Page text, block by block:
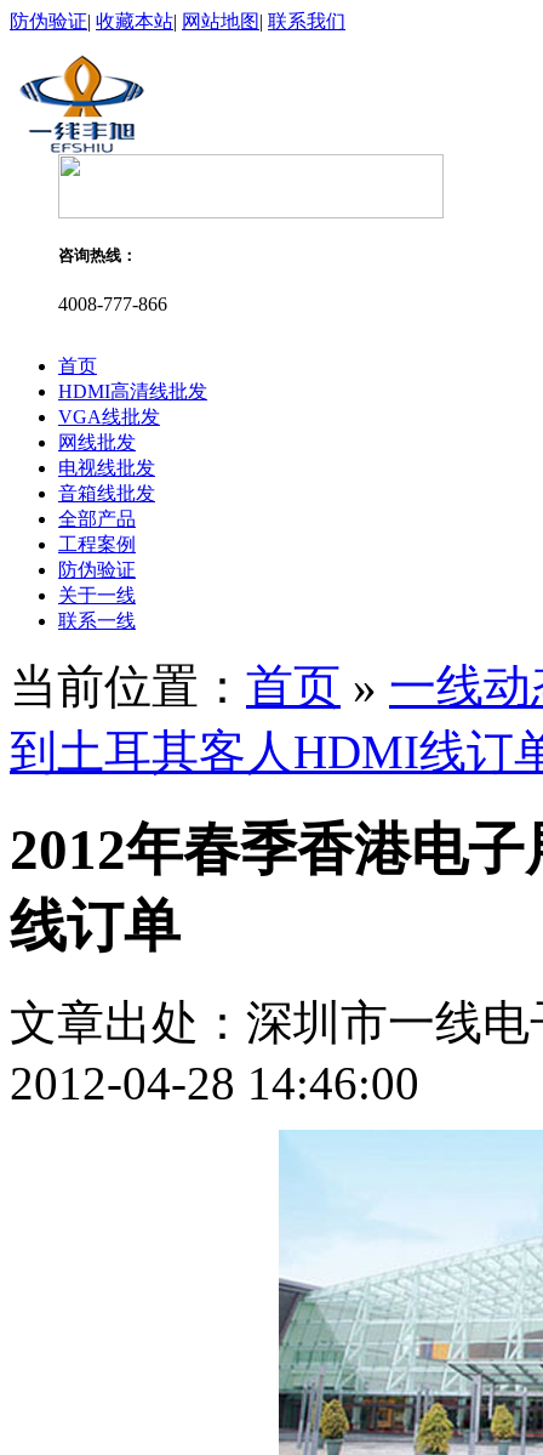
防伪验证| 收藏本站| 网站地图| 联系我们
咨询热线：
4008-777-866
首页
HDMI高清线批发
VGA线批发
网线批发
电视线批发
音箱线批发
全部产品
工程案例
防伪验证
关于一线
联系一线
当前位置： 首页 » 一线动
到土耳其客人HDMI线订
2012年春季香港电
线订单
文章出处：深圳市一线
2012-04-28 14:46:00